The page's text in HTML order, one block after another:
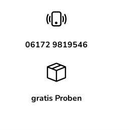
06172 9819546
gratis Proben